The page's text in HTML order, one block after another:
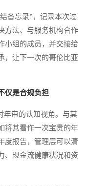
备忘录”，记录本次过
方法、与服务机构合作
小组的成员，并交接给
，让下一次的哥伦比亚
仅是合规负担
审的认知视角。与其
将其看作一次宝贵的年
度报告，管理层可以清
、现金流健康状况和资